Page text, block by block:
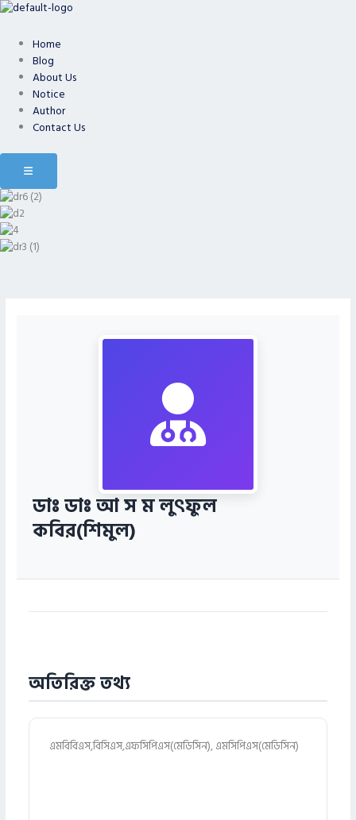
Skip
contentHome
Blog
About Us
Notice
Author
Contact Us
Hamburger Toggle Menu
ডাঃ ডাঃ আ স ম লুৎফুল
কবির(শিমুল)
অতিরিক্ত তথ্য
এমবিবিএস,বিসিএস,এফসিপিএস(মেডিসিন), এমসিপিএস(মেডিসিন)